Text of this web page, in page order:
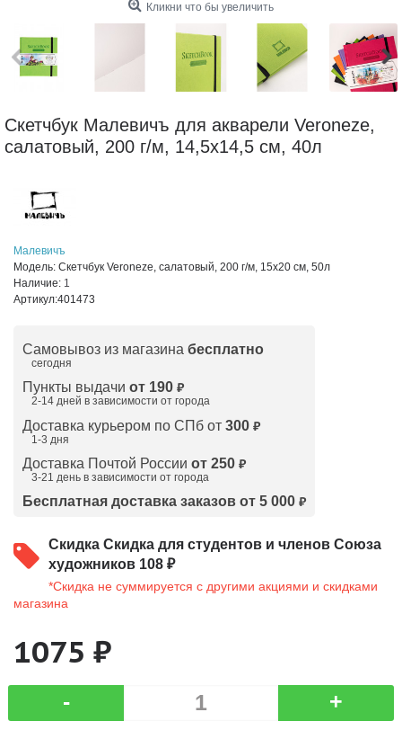
Кликни что бы увеличить
Скетчбук Малевичъ для акварели Veroneze,
салатовый, 200 г/м, 14,5х14,5 см, 40л
Малевичъ
Модель: Скетчбук Veroneze, салатовый, 200 г/м, 15х20 см, 50л
Наличие: 1
Артикул:401473
Самовывоз из магазина бесплатно
сегодня
Пункты выдачи от 190 ₽
2-14 дней в зависимости от города
Доставка курьером по СПб от 300 ₽
1-3 дня
Доставка Почтой России от 250 ₽
3-21 день в зависимости от города
Бесплатная доставка заказов от 5 000 ₽
Скидка Скидка для студентов и членов Союза
художников 108 ₽
*Скидка не суммируется с другими акциями и скидками
магазина
1075 ₽
- +